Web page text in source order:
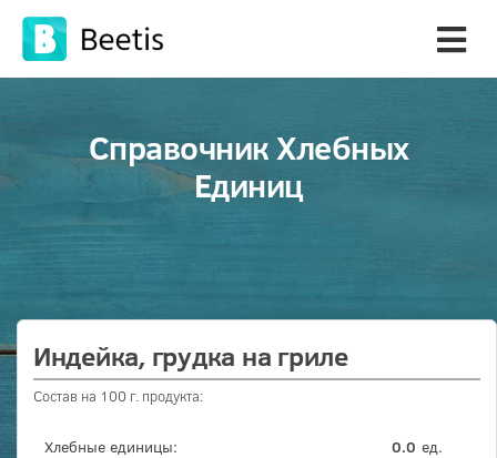
Справочник Хлебных
Единиц
Индейка, грудка на гриле
Состав на 100 г. продукта:
Хлебные единицы: ед.
0.0